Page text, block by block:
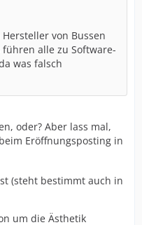
von Bussen
alle zu Software-
was falsch
oder? Aber lass mal,
Eröffnungsposting in
(steht bestimmt auch in
um die Ästhetik